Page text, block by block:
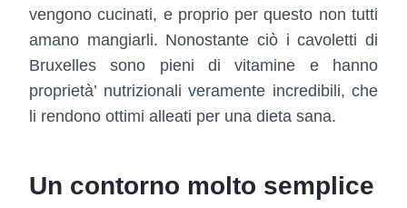
vengono cucinati, e proprio per questo non tutti
amano mangiarli. Nonostante ciò i cavoletti di
Bruxelles sono pieni di vitamine e hanno
proprietà’ nutrizionali veramente incredibili, che
li rendono ottimi alleati per una dieta sana.
Un contorno molto semplice